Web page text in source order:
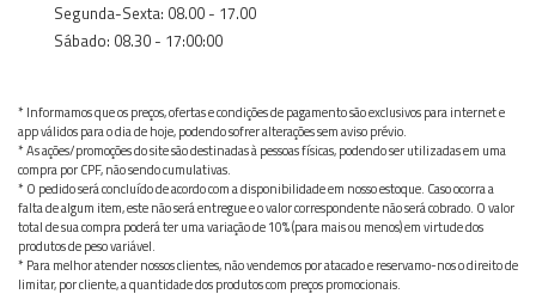
Segunda-Sexta: 08.00 - 17.00
Sábado: 08.30 - 17:00:00
* Informamos que os preços, ofertas e condições de pagamento são exclusivos para internet e
app válidos para o dia de hoje, podendo sofrer alterações sem aviso prévio.
* As ações/promoções do site são destinadas à pessoas físicas, podendo ser utilizadas em uma
compra por CPF, não sendo cumulativas.
* O pedido será concluído de acordo com a disponibilidade em nosso estoque. Caso ocorra a
falta de algum item, este não será entregue e o valor correspondente não será cobrado. O valor
total de sua compra poderá ter uma variação de 10% (para mais ou menos) em virtude dos
produtos de peso variável.
* Para melhor atender nossos clientes, não vendemos por atacado e reservamo-nos o direito de
limitar, por cliente, a quantidade dos produtos com preços promocionais.